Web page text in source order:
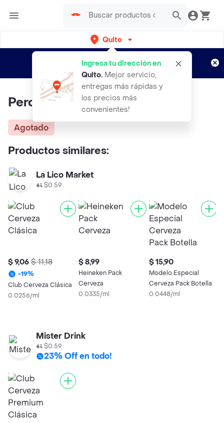
Quito
Ingresa tu dirección en
Quito. Mejor servicio,
entregas más rápidas y
los precios más
convenientes!
envíos gratis por semanas
Aplican TyC
Peroni Cerveza Italiana
Agotado
Productos similares:
La Lico Market
$0.59
$ 9,06 $ 11,18
-19%
Club Cerveza Clásica
0.0256/ml
$ 8,99
Heineken Pack
Cerveza
0.0335/ml
$ 15,90
Modelo Especial
Cerveza Pack Botella
0.0448/ml
Mister Drink
$0.59
23% Off en todo!